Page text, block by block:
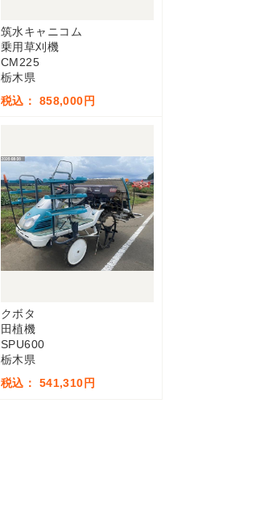
筑水キャニコム
乗用草刈機
CM225
栃木県
税込： 858,000円
クボタ
田植機
SPU600
栃木県
税込： 541,310円